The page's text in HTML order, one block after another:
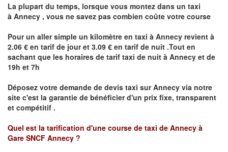
La plupart du temps, lorsque vous montez dans un taxi
à Annecy , vous ne savez pas combien coûte votre course
Pour un aller simple un kilomètre en taxi à Annecy revient à
2.06 € en tarif de jour et 3.09 € en tarif de nuit .Tout en
sachant que les horaires de tarif taxi de nuit à Annecy et de
19h et 7h
Déposez votre demande de devis taxi surAnnecy via notre
site c'est la garantie de bénéficier d'un prix fixe, transparent
et compétitif .
Quel est la tarification d'une course de taxi de Annecy à
Gare SNCF Annecy ?